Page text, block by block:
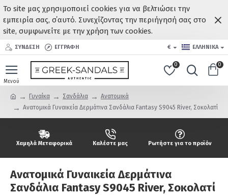
Το site μας χρησιμοποιεί cookies για να βελτιώσει την
εμπειρία σας, σ΄αυτό. Συνεχίζοντας την περιήγησή σας στο
site, συμφωνείτε με την χρήση των cookies.
ΣΥΝΔΕΣΗ ΕΓΓΡΑΦΗ € ΕΛΛΗΝΙΚΆ
0 0
Γυναίκα Σανδάλια
Ανατομικά
Ανατομικά Γυναικεία Δερμάτινα Σανδάλια Fantasy S9045 River, Σοκολατί
Χαμηλά Μεταφορικά Καλέστε μας Ρωτήστε για το προϊόν
Ανατομικά Γυναικεία Δερμάτινα
Σανδάλια Fantasy S9045 River, Σοκολατί